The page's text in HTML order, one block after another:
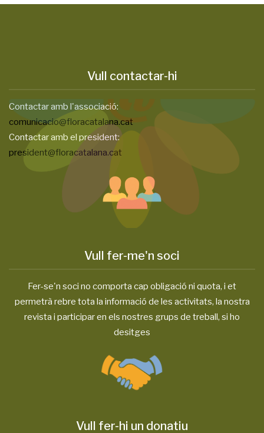
Vull contactar-hi
Contactar amb l'associació:
comunicacio@floracatalana.cat
Contactar amb el president:
president@floracatalana.cat
Vull fer-me'n soci
Fer-se'n soci no comporta cap obligació ni quota, i et
permetrà rebre tota la informació de les activitats, la nostra
revista i participar en els nostres grups de treball, si ho
desitges
Vull fer-hi un donatiu